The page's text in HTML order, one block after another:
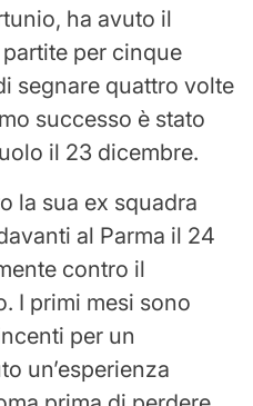
ha avuto il
per cinque
segnare quattro volte
successo è stato
il 23 dicembre.
la sua ex squadra
al Parma il 24
contro il
I primi mesi sono
per un
un’esperienza